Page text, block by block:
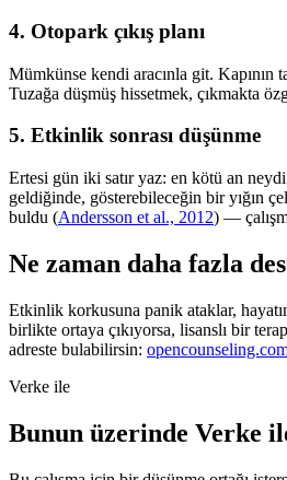
4. Otopark çıkış planı
Mümkünse kendi aracınla git. Kapının
Tuzağa düşmüş hissetmek, çıkmakta
5. Etkinlik sonrası düşünme
Ertesi gün iki satır yaz: en kötü an
geldiğinde, gösterebileceğin bir yığın
buldu (Andersson et al., 2012) —
Ne zaman daha fazla
Etkinlik korkusuna panik ataklar,
birlikte ortaya çıkıyorsa, lisanslı bir
adreste bulabilirsin:
Verke ile
Bunun üzerinde Verke